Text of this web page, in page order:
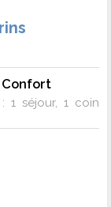
Confort
1 séjour, 1 coin